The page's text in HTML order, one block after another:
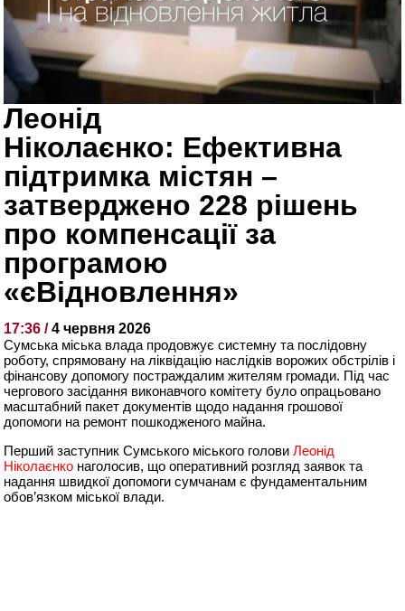
Леонід
Ніколаєнко: Ефективна
підтримка містян –
затверджено 228 рішень
про компенсації за
програмою
«єВідновлення»
17:36 /4 червня 2026
Сумська міська влада продовжує системну та послідовну
роботу, спрямовану на ліквідацію наслідків ворожих обстрілів і
фінансову допомогу постраждалим жителям громади. Під час
чергового засідання виконавчого комітету було опрацьовано
масштабний пакет документів щодо надання грошової
допомоги на ремонт пошкодженого майна.
Перший заступник Сумського міського головиЛеонід
Ніколаєнко наголосив, що оперативний розгляд заявок та
надання швидкої допомоги сумчанам є фундаментальним
обов’язком міської влади.